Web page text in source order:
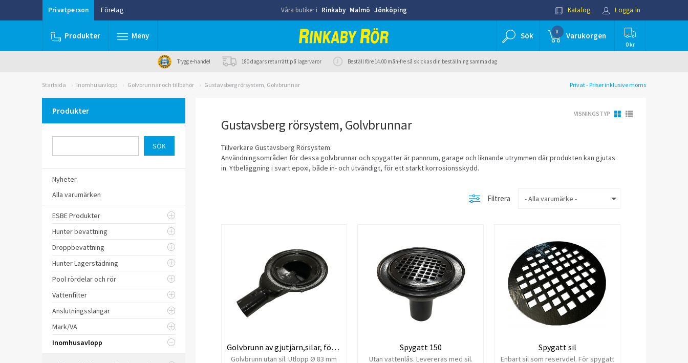
Privatperson Företag Våra butiker i Rinkaby Malmö Jönköping Katalog Logga in
Produkter Meny Sök 0 Varukorgen
0 kr
Trygg e-handel 180 dagars returrätt på lagervaror Beställ före 14.00 mån-fre så skickas din beställning samma dag
Startsida Inomhusavlopp Golvbrunnar och tillbehör Gustavsberg rörsystem, Golvbrunnar Privat - Priser inklusive moms
Produkter
Nyheter
Alla varumärken
ESBE Produkter
Hunter bevattning
Droppbevattning
Hunter Lagerstädning
Pool rördelar och rör
Vattenfilter
Anslutningsslangar
Mark/VA
Inomhusavlopp
Gustavsberg rörsystem, Golvbrunnar
VISNINGSTYP
Tillverkare Gustavsberg Rörsystem.
Användningsområden för dessa golvbrunnar och spygatter är pannrum, garage och liknande utrymmen där produkten kan gjutas
in. Ytbeläggning i svart epoxi, både in- och utvändigt, för ett starkt korrosionsskydd.
Filtrera
Golvbrunn av gjutjärn,silar, förhöjningsringar
Golvbrunn utan sil. Utlopp Ø 83 mm
Spygatt 150
Utan vattenlås. Levereras med sil.
Spygatt sil
Enbart sil som reservdel. För spygatt